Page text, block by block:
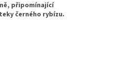
připomínající
černého rybízu.